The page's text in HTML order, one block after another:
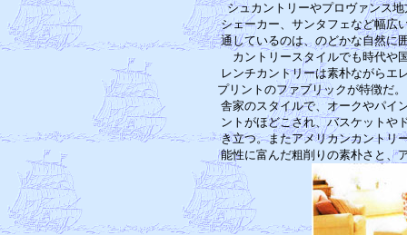
シュカントリーやプロヴァンス
シェーカー、サンタフェなど幅広
通しているのは、のどかな自
カントリースタイルでも時代や
レンチカントリーは素朴ながらエ
プリントのファブリックが特徴だ
舎家のスタイルで、オークやパイ
ントがほどこされ、バスケットや
き立つ。またアメリカンカントリ